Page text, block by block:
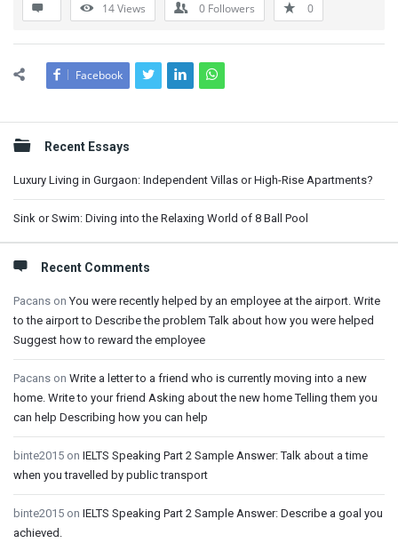
14Views 0 Followers 0
Facebook
Sidebar
Recent Essays
Luxury Living in Gurgaon: Independent Villas or High-Rise Apartments?
Sink or Swim: Diving into the Relaxing World of 8 Ball Pool
Recent Comments
Pacans onYou were recently helped by an employee at the airport. Write
to the airport to Describe the problem Talk about how you were helped
Suggest how to reward the employee
Pacans on Write a letter to a friend who is currently moving into a new
home. Write to your friend Asking about the new home Telling them you
can help Describing how you can help
binte2015 on IELTS Speaking Part 2 Sample Answer: Talk about a time
when you travelled by public transport
binte2015 on IELTS Speaking Part 2 Sample Answer: Describe a goal you
achieved.